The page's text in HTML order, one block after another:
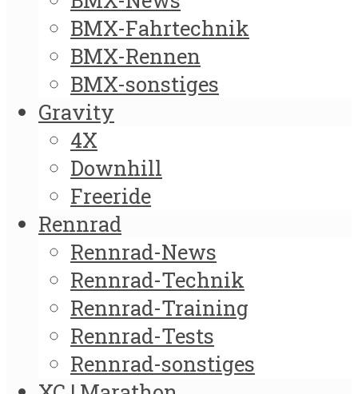
BMX-Fahrtechnik
BMX-Rennen
BMX-sonstiges
Gravity
4X
Downhill
Freeride
Rennrad
Rennrad-News
Rennrad-Technik
Rennrad-Training
Rennrad-Tests
Rennrad-sonstiges